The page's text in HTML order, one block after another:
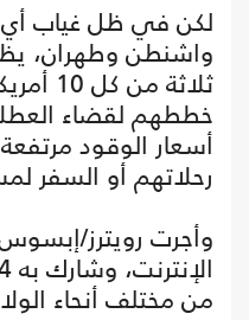
لكن في ظل غياب
واشنطن وطهران،
ثلاثة
خططهم لقضاء
أسعار الوقود
رحلاتهم أو السفر
وأجرت رويترز/
من مختلف أنحاء